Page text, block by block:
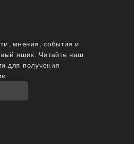
мнения, события и
ящик. Читайте наш
для получения